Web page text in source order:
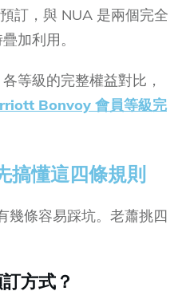
訂，與 NUA 是兩個完全
加利用。
等級的完整權益對比，
Bonvoy 會員等級完
搞懂這四條規則
幾條容易踩坑。老蕭挑四
方式？